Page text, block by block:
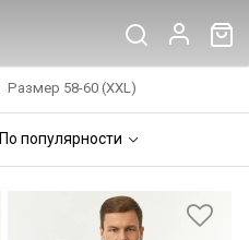
Размер 58-60 (XXL)
По популярности